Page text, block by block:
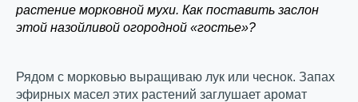
растение морковной мухи. Как поставить заслон
этой назойливой огородной «гостье»?
Рядом с морковью выращиваю лук или чеснок. Запах
эфирных масел этих растений заглушает аромат